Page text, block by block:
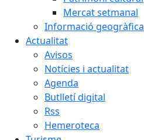
Mercat setmanal
Informació geogràfica
Actualitat
Avisos
Notícies i actualitat
Agenda
Butlletí digital
Rss
Hemeroteca